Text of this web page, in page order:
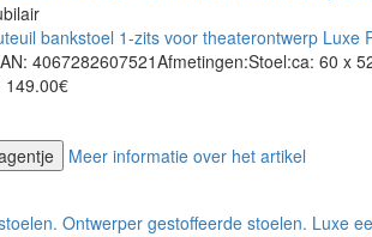
bankstoel 1-zits voor theaterontwerp Luxe
4067282607521Afmetingen:Stoel:ca: 60 x
149.00€
Meer informatie over het artikel